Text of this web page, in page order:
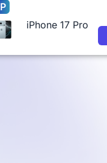
iPhone 17 Pro